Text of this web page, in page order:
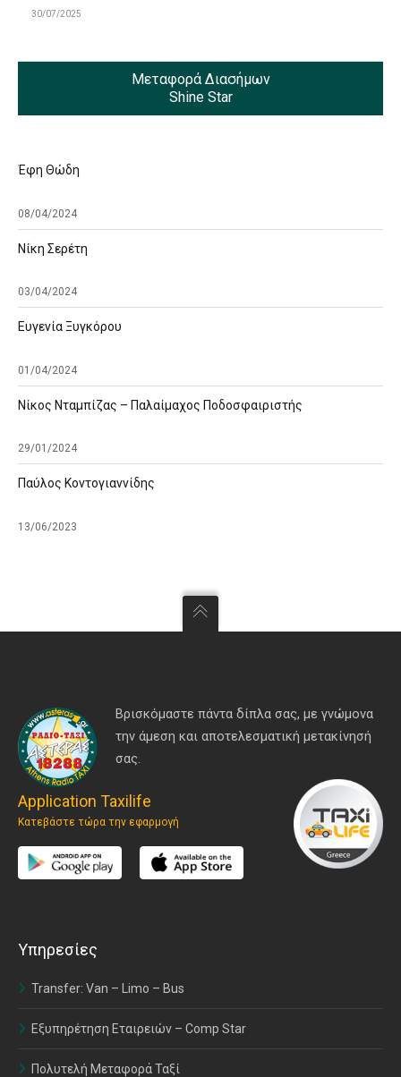
30/07/2025
Μεταφορά Διασήμων
Shine Star
Έφη Θώδη
08/04/2024
Νίκη Σερέτη
03/04/2024
Ευγενία Ξυγκόρου
01/04/2024
Νίκος Νταμπίζας – Παλαίμαχος Ποδοσφαιριστής
29/01/2024
Παύλος Κοντογιαννίδης
13/06/2023
Βρισκόμαστε πάντα δίπλα σας, με γνώμονα
την άμεση και αποτελεσματική μετακίνησή
σας.
Application Taxilife
Κατεβάστε τώρα την εφαρμογή
Υπηρεσίες
Transfer: Van – Limo – Bus
Εξυπηρέτηση Εταιρειών – Comp Star
Πολυτελή Μεταφορά Ταξί